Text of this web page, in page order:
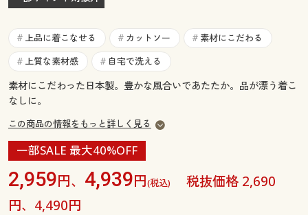
お気に入り
サポート
ご利用ガイド
よくある質問とお問い合わせ
ご利用ガイド
よくある質問とお問い合わせ
# 上品に着こなせる # カットソー # 素材にこだわる
# 上質な素材感 # 自宅で洗える
素材にこだわった日本製。豊かな風合いであたたか。品が漂う着こ
なしに。
この商品の情報をもっと詳しく見る
一部SALE 最大40%OFF
2,959円、 4,939円(税込)
税抜価格 2,690
円、4,490円